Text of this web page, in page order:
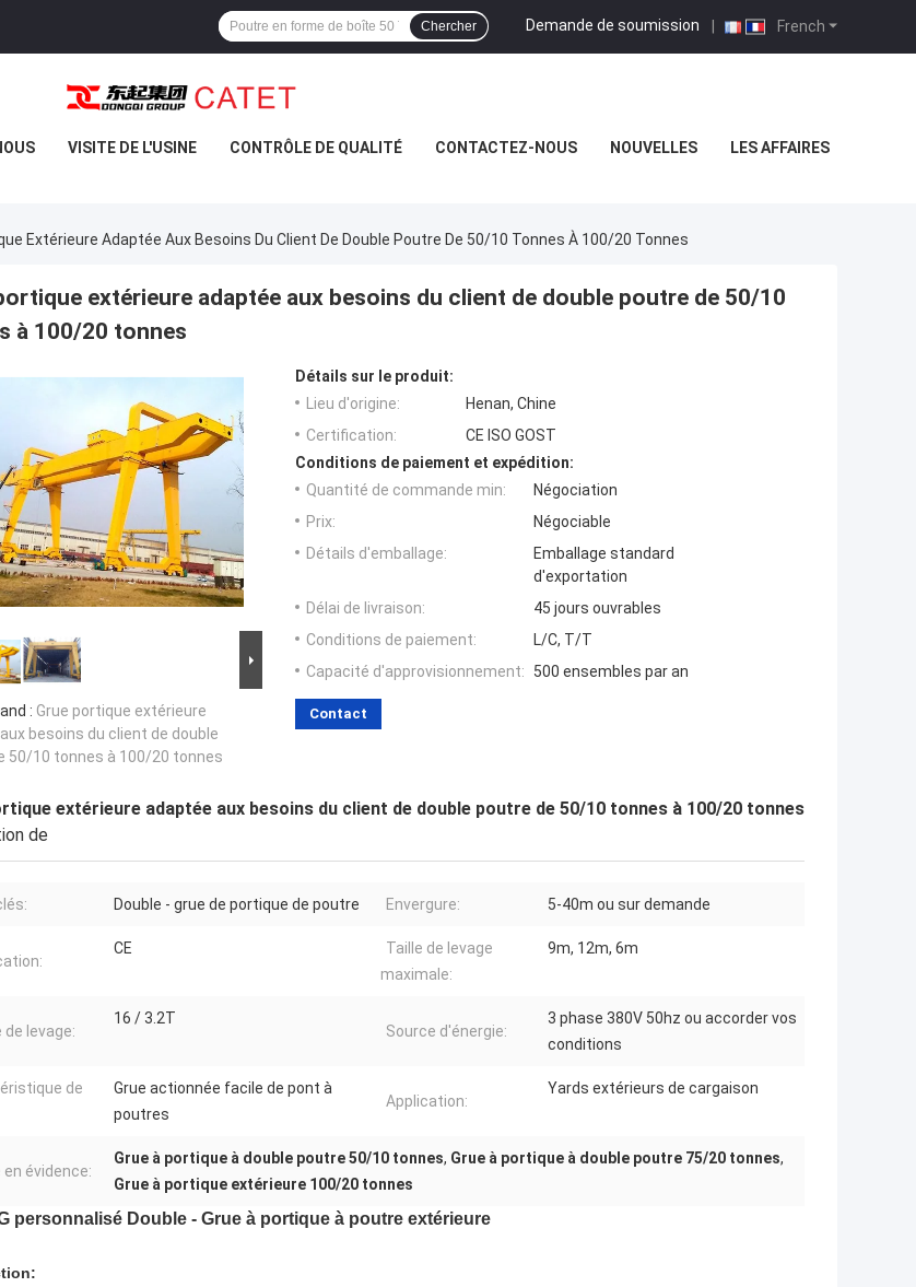
French
Demande de soumission |
Chercher
VISITE DE L'USINE CONTRÔLE DE QUALITÉ CONTACTEZ-NOUS NOUVELLES LES AFFAIRES
Extérieure Adaptée Aux Besoins Du Client De Double Poutre De 50/10 Tonnes À 100/20 Tonnes
extérieure adaptée aux besoins du client de double poutre de 50/10
à 100/20 tonnes
: Grue portique extérieure
besoins du client de double
50/10 tonnes à 100/20 tonnes
Détails sur le produit:
Lieu d'origine:
Henan, Chine
Certification:
CE ISO GOST
Conditions de paiement et expédition:
Quantité de commande min:
Négociation
Prix:
Négociable
Détails d'emballage:
Emballage standard
d'exportation
Délai de livraison:
45 jours ouvrables
Conditions de paiement:
L/C, T/T
Capacité d'approvisionnement:
500 ensembles par an
Contact
extérieure adaptée aux besoins du client de double poutre de 50/10 tonnes à 100/20 tonnes
de
Double - grue de portique de poutre Envergure: 5-40m ou sur demande
CE
Taille de levage
maximale:
9m, 12m, 6m
de levage:
16 / 3.2T
Source d'énergie:
3 phase 380V 50hz ou accorder vos
conditions
de
Grue actionnée facile de pont à
poutres
Application:
Yards extérieurs de cargaison
évidence:
Grue à portique à double poutre 50/10 tonnes, Grue à portique à double poutre 75/20 tonnes,
Grue à portique extérieure 100/20 tonnes
personnalisé Double - Grue à portique à poutre extérieure